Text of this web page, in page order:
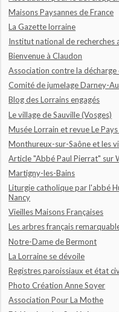
Maisons Paysannes de France
La Gazette lorraine
Institut national de recherches
Bienvenue à Claudon
Association contre la décharge
Comité de jumelage Darney-
Blog des Lorrains engagés
Le village de Sauville (Vosges)
Musée Lorrain et revue Le
Monthureux-sur-Saône et les
Article "Abbé Paul Pierrat" sur
Martigny-les-Bains
Liturgie catholique par l'abbé
Nancy
Vieilles Maisons Françaises
Les arbres français
Notre-Dame de Bermont
La Lorraine se dévoile
Registres paroissiaux et état
Photo Création Anne Soyer
Association Pour La Mothe